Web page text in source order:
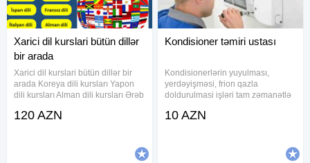
Xarici dil kurslari bütün dillər
bir arada
Xarici dil kurslari bütün dillər bir
arada Koreya dili kursları Yapon
dili kursları Alman dili kursları Ərəb
kursları İngilis dili kursları Rus dili
120 AZN
Kondisioner təmiri ustası
Kondisionerlərin yuyulması,
yerdəyişməsi, frion qazla
doldurulmasi işləri tam zəmanətlə
Elit, Panasonik, Beko, unionaer,
10 AZN